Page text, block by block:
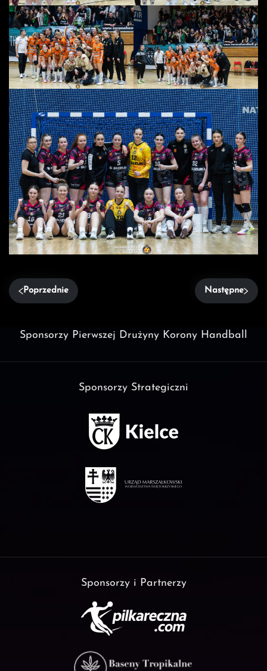
Poprzednie Następne
Sponsorzy Pierwszej Drużyny Korony Handball
Sponsorzy Strategiczni
Sponsorzy i Partnerzy